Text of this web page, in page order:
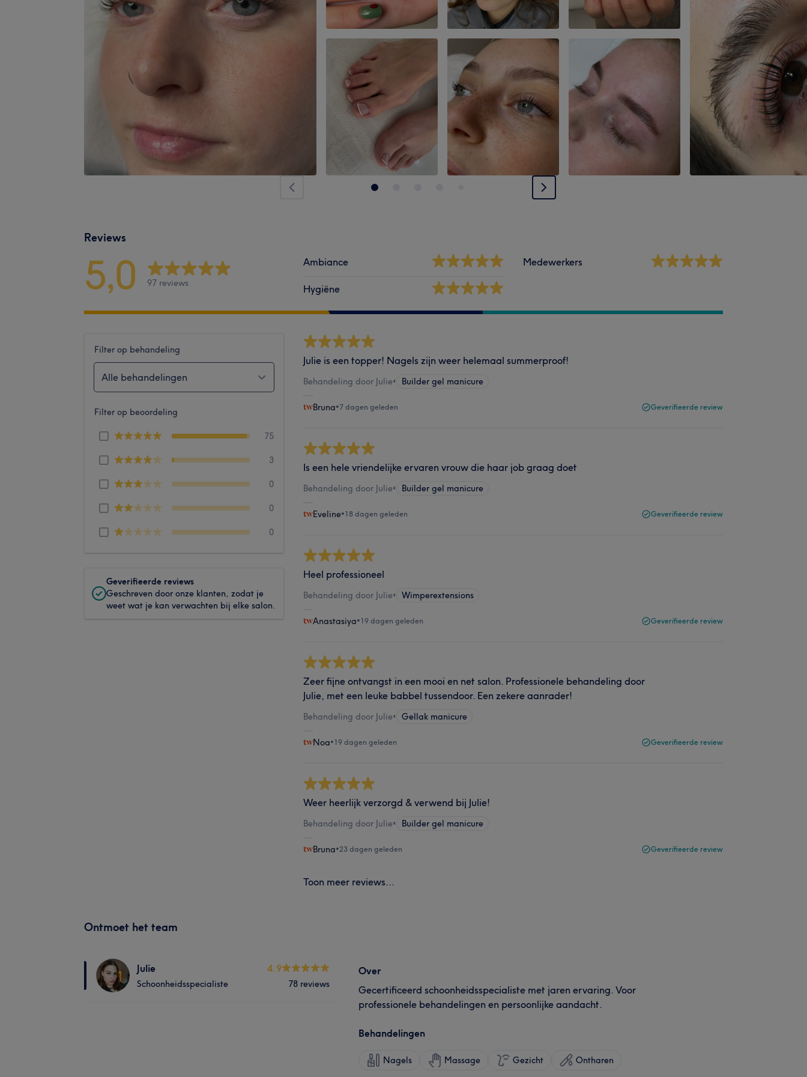
Reviews
5,0 97 reviews
Ambiance
Hygiëne
Medewerkers
Filter op behandeling
Alle behandelingen
Filter op beoordeling
75
3
0
0
0
Geverifieerde reviews
Geschreven door onze klanten, zodat je
weet wat je kan verwachten bij elke salon.
Julie is een topper! Nagels zijn weer helemaal summerproof!
Behandeling door Julie• Builder gel manicure
Bruna•7 dagen geleden Geverifieerde review
Is een hele vriendelijke ervaren vrouw die haar job graag doet
Behandeling door Julie• Builder gel manicure
Eveline•18 dagen geleden Geverifieerde review
Heel professioneel
Behandeling door Julie• Wimperextensions
Anastasiya•19 dagen geleden Geverifieerde review
Zeer fijne ontvangst in een mooi en net salon. Professionele behandeling door
Julie, met een leuke babbel tussendoor. Een zekere aanrader!
Behandeling door Julie• Gellak manicure
Noa•19 dagen geleden Geverifieerde review
Weer heerlijk verzorgd & verwend bij Julie!
Behandeling door Julie• Builder gel manicure
Bruna•23 dagen geleden Geverifieerde review
Toon meer reviews...
Ontmoet het team
Julie
Schoonheidsspecialiste
4.9
78 reviews
Over
Gecertificeerd schoonheidsspecialiste met jaren ervaring. Voor
professionele behandelingen en persoonlijke aandacht.
Behandelingen
Nagels Massage Gezicht Ontharen